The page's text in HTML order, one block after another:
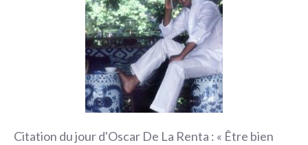
Citation du jour d'Oscar De La Renta : « Être bien